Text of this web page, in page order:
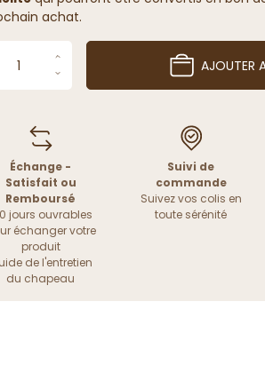
achat.
AJOUTER
Échange -
Satisfait ou
Remboursé
jours ouvrables
échanger votre
produit
de l'entretien
du chapeau
Suivi de
commande
Suivez vos colis en
toute sérénité